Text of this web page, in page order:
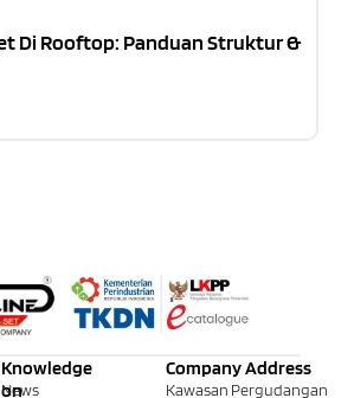
Di Rooftop: Panduan Struktur &
Knowledge
News
Company Address
Kawasan Pergudangan